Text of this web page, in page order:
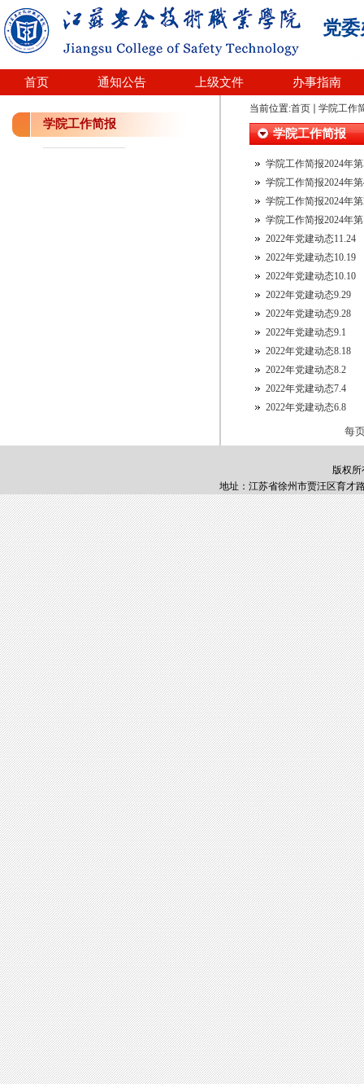
党
首页 通知公告 上级文件 办事指南
学院工作简报
当前位置:首页 学院工作
学院工作简报
学院工作简报2024年
学院工作简报2024年
学院工作简报2024年
学院工作简报2024年
2022年党建动态11.24
2022年党建动态10.19
2022年党建动态10.10
2022年党建动态9.29
2022年党建动态9.28
2022年党建动态9.1
2022年党建动态8.18
2022年党建动态8.2
2022年党建动态7.4
2022年党建动态6.8
每
版权
地址：江苏省徐州市贾汪区育才